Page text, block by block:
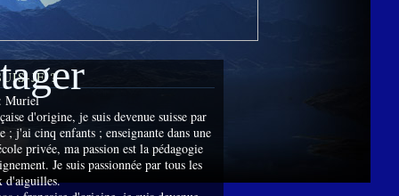
JE ?
Muriel